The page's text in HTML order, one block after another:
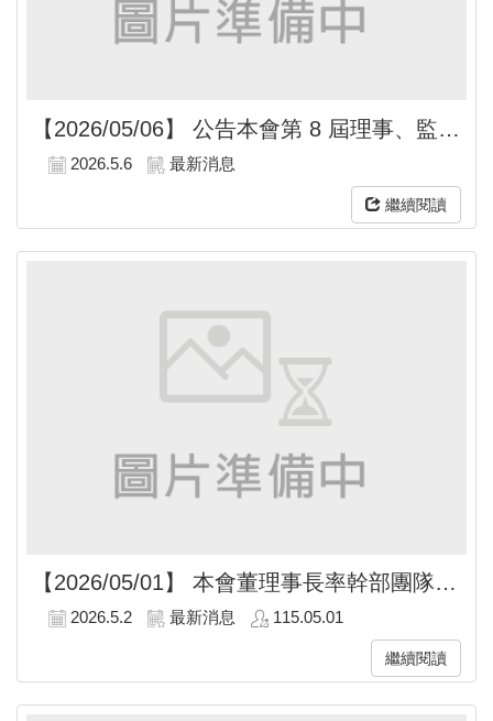
【2026/05/06】 公告本會第 8 屆理事、監事及勞資會議勞方代表候選人及號次
2026.5.6 最新消息
繼續閱讀
【2026/05/01】 本會董理事長率幹部團隊參與五一行動聯盟「2026五一勞工大遊行」
2026.5.2 最新消息 115.05.01
繼續閱讀